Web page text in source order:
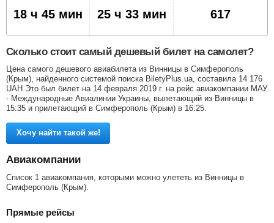
18 ч 45 мин 25 ч 33 мин 617
Сколько стоит самый дешевый билет на самолет?
Цена самого дешевого авиабилета из Винницы в Симферополь
(Крым), найденного системой поиска BiletyPlus.ua, составила 14 176
UAH Это был билет на 14 февраля 2019 г. на рейс авиакомпании МАУ
- Международные Авиалинии Украины, вылетающий из Винницы в
15:35 и прилетающий в Симферополь (Крым) в 16:25.
Хочу найти такой же!
Авиакомпании
Список 1 авиакомпания, которыми можно улететь из Винницы в
Симферополь (Крым).
Прямые рейсы